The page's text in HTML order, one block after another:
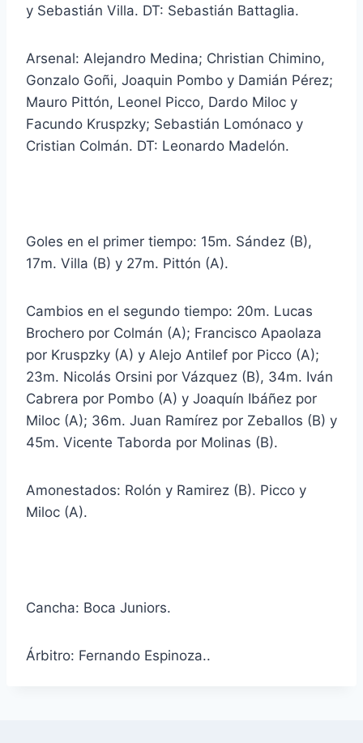
y Sebastián Villa. DT: Sebastián Battaglia.
Arsenal: Alejandro Medina; Christian Chimino,
Gonzalo Goñi, Joaquin Pombo y Damián Pérez;
Mauro Pittón, Leonel Picco, Dardo Miloc y
Facundo Kruspzky; Sebastián Lomónaco y
Cristian Colmán. DT: Leonardo Madelón.
Goles en el primer tiempo: 15m. Sández (B),
17m. Villa (B) y 27m. Pittón (A).
Cambios en el segundo tiempo: 20m. Lucas
Brochero por Colmán (A); Francisco Apaolaza
por Kruspzky (A) y Alejo Antilef por Picco (A);
23m. Nicolás Orsini por Vázquez (B), 34m. Iván
Cabrera por Pombo (A) y Joaquín Ibáñez por
Miloc (A); 36m. Juan Ramírez por Zeballos (B) y
45m. Vicente Taborda por Molinas (B).
Amonestados: Rolón y Ramirez (B). Picco y
Miloc (A).
Cancha: Boca Juniors.
Árbitro: Fernando Espinoza..